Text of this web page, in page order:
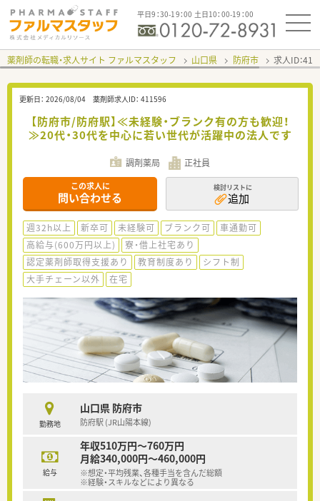
平日9：30-19：00 土日10：00-19：00
薬剤師の転職・求人サイト ファルマスタッフ 山口県 防府市 求人ID：
更新日： 2026/08/04 薬剤師求人ID： 411596
【防府市/防府駅】≪未経験・ブランク有の方も歓迎！
≫20代・30代を中心に若い世代が活躍中の法人です
調剤薬局 正社員
この求人に
問い合わせる
検討リストに
追加
週32h以上 新卒可 未経験可 ブランク可
車通勤可
高給与(600万円以上)
寮・借上社宅あり
認定薬剤師取得支援あり
教育制度あり
シフト制
大手チェーン以外
在宅
勤務地
山口県 防府市
防府駅 (JR山陽本線)
給与
年収510万円～760万円
月給340,000円～460,000円
※想定・平均残業、各種手当を含んだ総額
※経験・スキルなどにより異なる